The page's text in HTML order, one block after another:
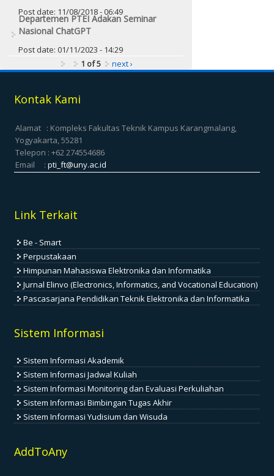
Post date: 11/08/2018 - 06:49
Departemen PTEI Adakan Seminar
Nasional ChatGPT
Post date: 01/11/2023 - 14:29
1 of 5
next ›
Kontak Kami
Alamat : Kompleks Fakultas Teknik Kampus Karangmalang,
Yogyakarta, 55281
Telepon : +62 274554686
Email :pti_ft@uny.ac.id
Link Terkait
Be - Smart
Perpustakaan
Himpunan Mahasiswa Elektronika dan Informatika
Jurnal Elinvo (Electronics, Informatics, and Vocational Education)
Pascasarjana Pendidikan Teknik Elektronika dan Informatika
Sistem Informasi
Sistem Informasi Akademik
Sistem Informasi Jadwal Kuliah
Sistem Informasi Monitoring dan Evaluasi Perkuliahan
Sistem Informasi Bimbingan Tugas Akhir
Sistem Informasi Yudisium dan Wisuda
AddToAny